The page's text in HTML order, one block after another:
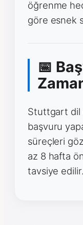
öğrenme
göre esnek
📅
Stuttgart dil
başvuru
süreçleri
az 8 hafta
tavsiye edilir.